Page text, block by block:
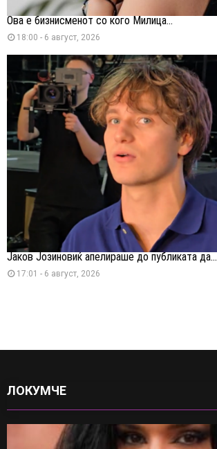
Ова е бизнисменот со кого Милица...
18:00 - 6 август, 2026
Јаков Јозиновиќ апелираше до публиката да...
17:01 - 6 август, 2026
ЛОКУМЧЕ